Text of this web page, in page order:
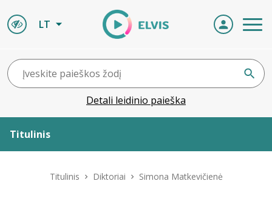
LT
Detali leidinio paieška
Titulinis
Titulinis Diktoriai Simona Matkevičienė